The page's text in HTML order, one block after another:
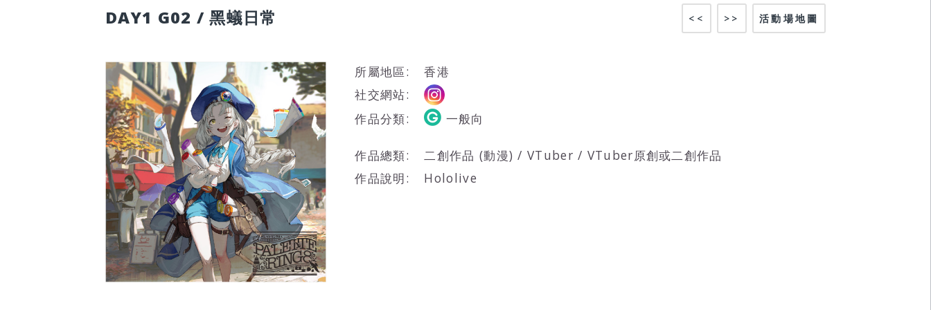
DAY1 G02 / 黑蟻日常 活動場地圖
>>
<<
所屬地區:
香港
社交網站:
作品分類:
一般向
作品總類:
二創作品 (動漫) / VTuber / VTuber原創或二創作品
作品說明:
Hololive